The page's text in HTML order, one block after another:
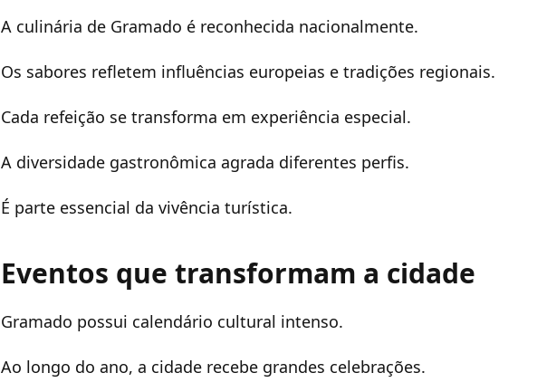
A culinária de Gramado é reconhecida nacionalmente.
Os sabores refletem influências europeias e tradições regionais.
Cada refeição se transforma em experiência especial.
A diversidade gastronômica agrada diferentes perfis.
É parte essencial da vivência turística.
Eventos que transformam a cidade
Gramado possui calendário cultural intenso.
Ao longo do ano, a cidade recebe grandes celebrações.